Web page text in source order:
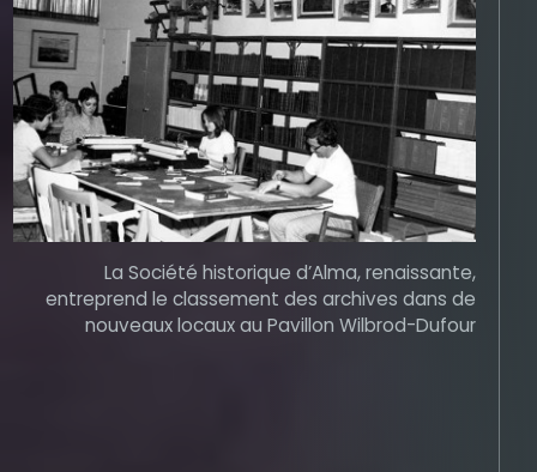
La Société historique d’Alma, renaissante,
entreprend le classement des archives dans de
nouveaux locaux au Pavillon Wilbrod-Dufour